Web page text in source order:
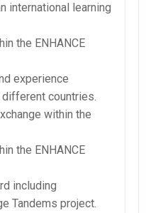
international learning
the ENHANCE
experience
countries.
within the
the ENHANCE
including
Tandems project.